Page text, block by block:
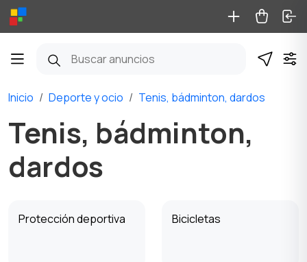
Inicio Deporte y ocio Tenis, bádminton, dardos
Tenis, bádminton,
dardos
Protección deportiva Bicicletas